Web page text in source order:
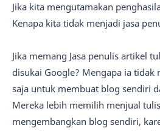
Jika kita mengutamakan
Kenapa kita tidak menjadi jasa
Jika memang Jasa penulis artikel
disukai Google? Mengapa ia
saja untuk membuat blog sendiri
Mereka lebih memilih menjual
mengembangkan blog sendiri,